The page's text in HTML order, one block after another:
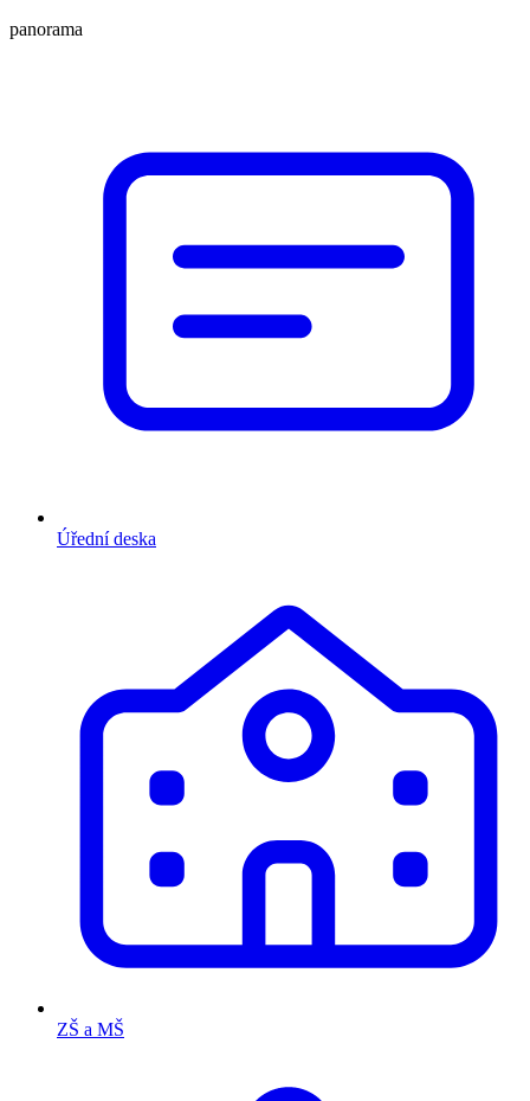
panorama
Úřední deska
ZŠ a MŠ